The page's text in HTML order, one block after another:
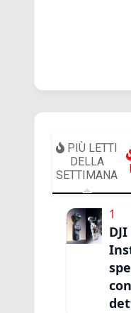
PIÙ LETTI
DELLA
SETTIMANA
1